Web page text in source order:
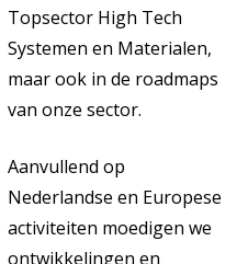
Topsector High Tech
Systemen en Materialen,
maar ook in de roadmaps
van onze sector.
Aanvullend op
Nederlandse en Europese
activiteiten moedigen we
ontwikkelingen en